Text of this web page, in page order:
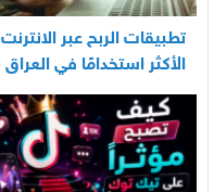
تطبيقات الربح عبر الانترنت
الأكثر استخدامًا في العراق